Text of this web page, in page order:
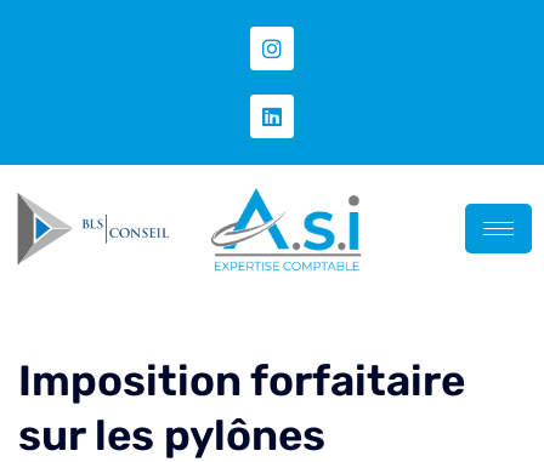
Imposition forfaitaire
sur les pylônes